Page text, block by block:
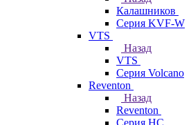
Калашников
Серия KVF-W
VTS
Назад
VTS
Серия Volcano
Reventon
Назад
Reventon
Серия HC